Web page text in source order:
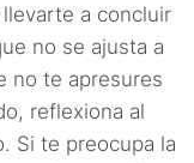
a concluir
no se ajusta a
no te apresures
reflexiona al
Si te preocupa la